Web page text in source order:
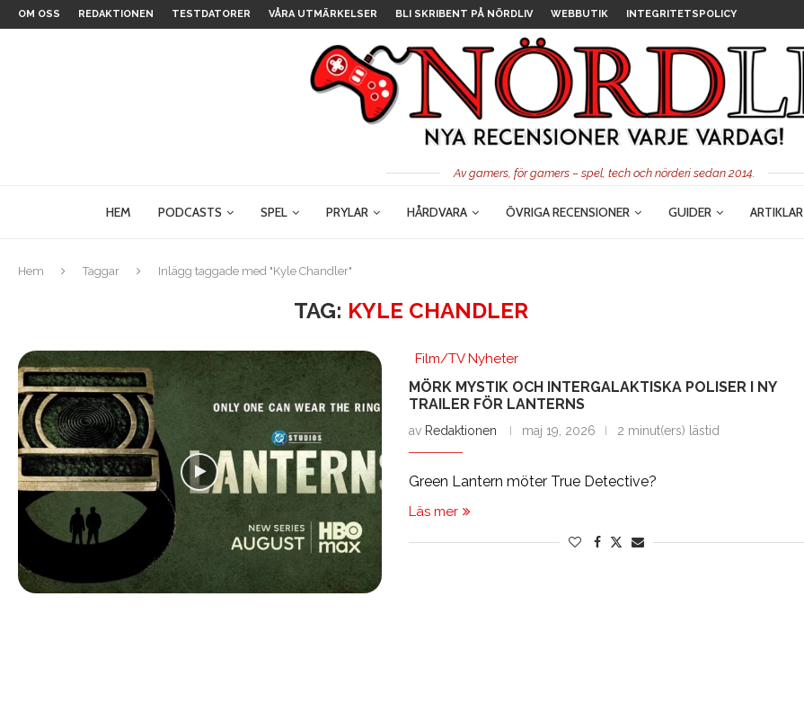
OM OSS REDAKTIONEN TESTDATORER VÅRA UTMÄRKELSER BLI SKRIBENT PÅ NÖRDLIV WEBBUTIK INTEGRITETSPOLICY
Av gamers, för gamers – spel, tech och nörderi sedan 2014.
HEM PODCASTS SPEL PRYLAR HÅRDVARA ÖVRIGA RECENSIONER GUIDER ARTIKLAR
Hem Taggar Inlägg taggade med "Kyle Chandler"
TAG: KYLE CHANDLER
Film/TV Nyheter
MÖRK MYSTIK OCH INTERGALAKTISKA POLISER I NY
TRAILER FÖR LANTERNS
av Redaktionen maj 19, 2026 2 minut(ers) lästid
Green Lantern möter True Detective?
Läs mer